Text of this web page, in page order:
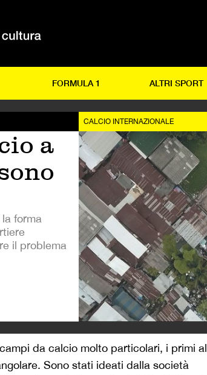
FORMULA 1 ALTRI SPORT
a
forma
il problema
CALCIO INTERNAZIONALE
da calcio molto particolari, i primi al
Sono stati ideati dalla società